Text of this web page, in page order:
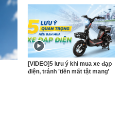
[VIDEO]5 lưu ý khi mua xe đạp
điện, tránh 'tiền mất tật mang'